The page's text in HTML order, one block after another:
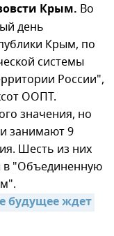
Крым. Во
день
Крым, по
системы
России",
ООПТ.
значения, но
занимают 9
Шесть из них
в "Объединенную
будущее ждет